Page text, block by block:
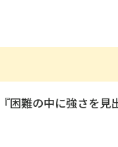
の中に強さを見出